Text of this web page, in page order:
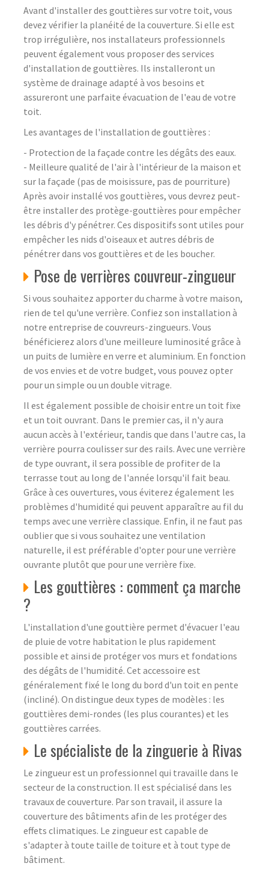
Avant d'installer des gouttières sur votre toit, vous
devez vérifier la planéité de la couverture. Si elle est
trop irrégulière, nos installateurs professionnels
peuvent également vous proposer des services
d'installation de gouttières. Ils installeront un
système de drainage adapté à vos besoins et
assureront une parfaite évacuation de l'eau de votre
toit.
Les avantages de l'installation de gouttières :
- Protection de la façade contre les dégâts des eaux.
- Meilleure qualité de l'air à l'intérieur de la maison et
sur la façade (pas de moisissure, pas de pourriture)
Après avoir installé vos gouttières, vous devrez peut-
être installer des protège-gouttières pour empêcher
les débris d'y pénétrer. Ces dispositifs sont utiles pour
empêcher les nids d'oiseaux et autres débris de
pénétrer dans vos gouttières et de les boucher.
Pose de verrières couvreur-zingueur
Si vous souhaitez apporter du charme à votre maison,
rien de tel qu'une verrière. Confiez son installation à
notre entreprise de couvreurs-zingueurs. Vous
bénéficierez alors d'une meilleure luminosité grâce à
un puits de lumière en verre et aluminium. En fonction
de vos envies et de votre budget, vous pouvez opter
pour un simple ou un double vitrage.
Il est également possible de choisir entre un toit fixe
et un toit ouvrant. Dans le premier cas, il n'y aura
aucun accès à l'extérieur, tandis que dans l'autre cas, la
verrière pourra coulisser sur des rails. Avec une verrière
de type ouvrant, il sera possible de profiter de la
terrasse tout au long de l'année lorsqu'il fait beau.
Grâce à ces ouvertures, vous éviterez également les
problèmes d'humidité qui peuvent apparaître au fil du
temps avec une verrière classique. Enfin, il ne faut pas
oublier que si vous souhaitez une ventilation
naturelle, il est préférable d'opter pour une verrière
ouvrante plutôt que pour une verrière fixe.
Les gouttières : comment ça marche
?
L'installation d'une gouttière permet d'évacuer l'eau
de pluie de votre habitation le plus rapidement
possible et ainsi de protéger vos murs et fondations
des dégâts de l'humidité. Cet accessoire est
généralement fixé le long du bord d'un toit en pente
(incliné). On distingue deux types de modèles : les
gouttières demi-rondes (les plus courantes) et les
gouttières carrées.
Le spécialiste de la zinguerie à Rivas
Le zingueur est un professionnel qui travaille dans le
secteur de la construction. Il est spécialisé dans les
travaux de couverture. Par son travail, il assure la
couverture des bâtiments afin de les protéger des
effets climatiques. Le zingueur est capable de
s'adapter à toute taille de toiture et à tout type de
bâtiment.